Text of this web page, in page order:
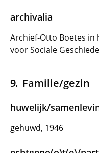
archivalia
Archief-Otto Boetes
voor Sociale
Familie/gezin
huwelijk/
gehuwd, 1946